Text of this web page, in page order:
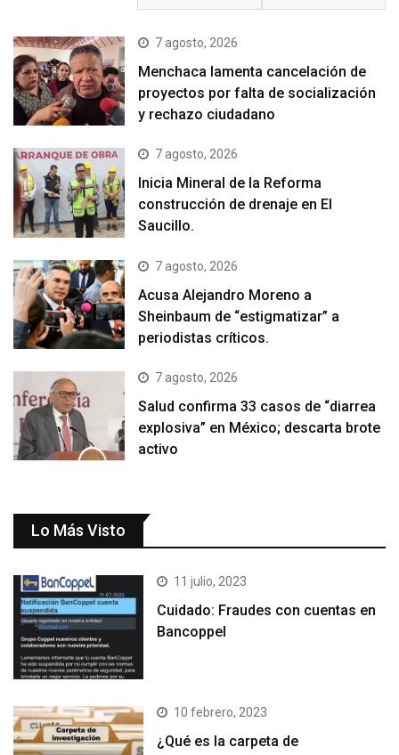
7 agosto, 2026
Menchaca lamenta cancelación de
proyectos por falta de socialización
y rechazo ciudadano
7 agosto, 2026
Inicia Mineral de la Reforma
construcción de drenaje en El
Saucillo.
7 agosto, 2026
Acusa Alejandro Moreno a
Sheinbaum de “estigmatizar” a
periodistas críticos.
7 agosto, 2026
Salud confirma 33 casos de “diarrea
explosiva” en México; descarta brote
activo
Lo Más Visto
11 julio, 2023
Cuidado: Fraudes con cuentas en
Bancoppel
10 febrero, 2023
¿Qué es la carpeta de